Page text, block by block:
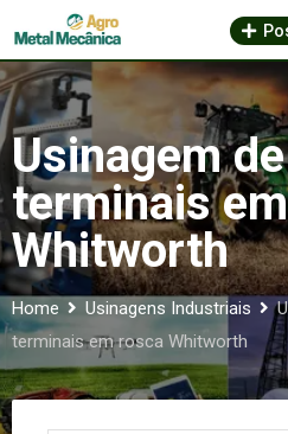
to
content
Usinagem
terminais
Whitworth
Home Usinagens Industriais
terminais em rosca Whitworth